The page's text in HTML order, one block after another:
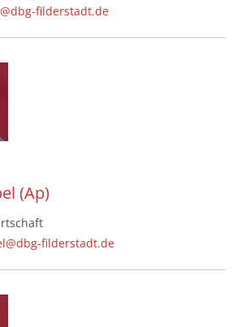
filderstadt.de
(Ap)
filderstadt.de